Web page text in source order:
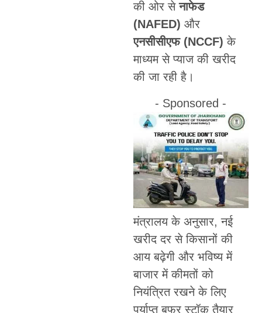
की ओर सेनाफेड
(NAFED) और
एनसीसीएफ (NCCF) के
माध्यम से प्याज की खरीद
की जा रही है।
- Sponsored -
मंत्रालय के अनुसार, नई
खरीद दर से किसानों की
आय बढ़ेगी और भविष्य में
बाजार में कीमतों को
नियंत्रित रखने के लिए
पर्याप्त बफर स्टॉक तैयार